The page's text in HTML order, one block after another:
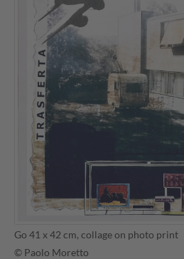
Go 41 x 42 cm, collage on photo print
© Paolo Moretto